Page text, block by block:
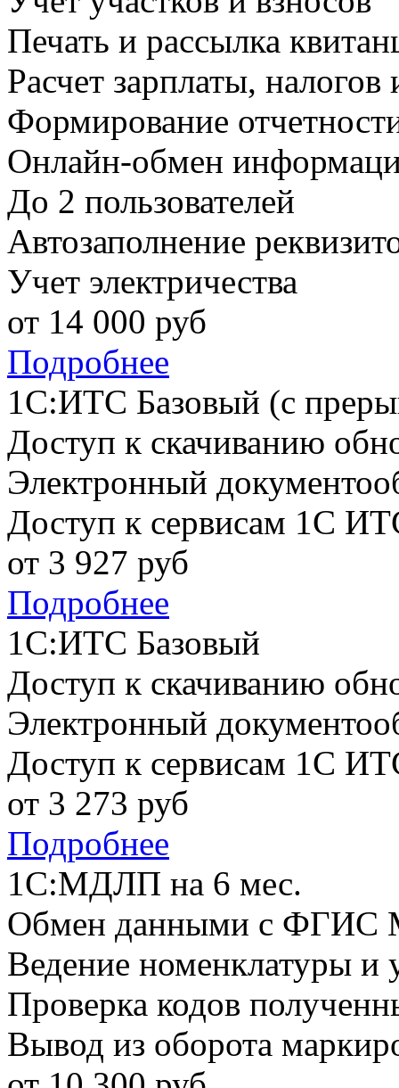
Печать и рассылка
Расчет зарплаты, налогов
Формирование
Онлайн-обмен
До 2 пользователей
Автозаполнение
Учет электричества
от 14 000 руб
Подробнее
1С:ИТС Базовый (с
Доступ к скачиванию
Электронный
Доступ к сервисам 1С
от 3 927 руб
Подробнее
1С:ИТС Базовый
Доступ к скачиванию
Электронный
Доступ к сервисам 1С
от 3 273 руб
Подробнее
1С:МДЛП на 6 мес.
Обмен данными с
Ведение номенклатуры и
Проверка кодов
Вывод из оборота